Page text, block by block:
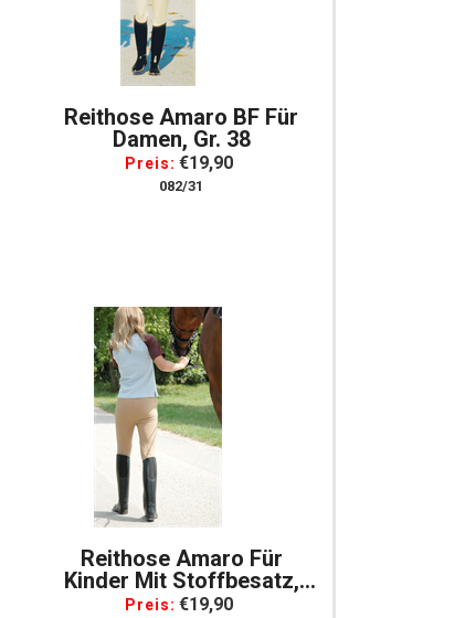
Reithose Amaro BF Für
Damen, Gr. 38
Preis: €19,90
082/31
Reithose Amaro Für
Kinder Mit Stoffbesatz,
Baumwolle, Gr. 176
Preis: €19,90